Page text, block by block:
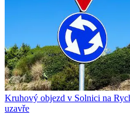
Kruhový objezd v Solnici na
uzavře